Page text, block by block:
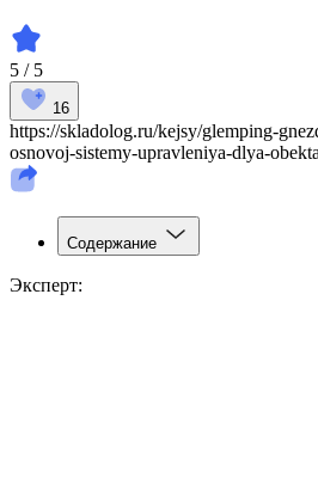
5 / 5
16
https://skladolog.ru/kejsy/glemping-
osnovoj-sistemy-upravleniya-dlya-
Содержание
Эксперт: